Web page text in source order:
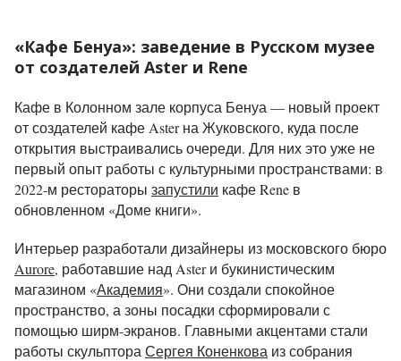
«Кафе Бенуа»: заведение в Русском музее
от создателей Aster и Rene
Кафе в Колонном зале корпуса Бенуа — новый проект
от создателей кафе Aster на Жуковского, куда после
открытия выстраивались очереди. Для них это уже не
первый опыт работы с культурными пространствами: в
2022-м рестораторы запустили кафе Rene в
обновленном «Доме книги».
Интерьер разработали дизайнеры из московского бюро
Aurore, работавшие над Aster и букинистическим
магазином «Академия». Они создали спокойное
пространство, а зоны посадки сформировали с
помощью ширм-экранов. Главными акцентами стали
работы скульптора Сергея Коненкова из собрания